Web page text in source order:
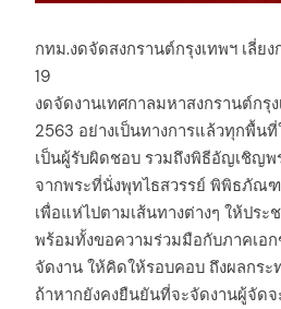
กทม.งดจัดสงกรานต์กรุงเทพฯ เลี่ย
19
งดจัดงานเทศกาลมหาสงกรานต์กรุ
2563 อย่างเป็นทางการแล้วทุกพื้น
เป็นผู้รับผิดชอบ รวมถึงพิธีอัญเชิญ
จากพระที่นั่งพุทไธสวรรย์ พิพิธภัณ
เพื่อแห่ไปตามเส้นทางต่างๆ ให้ปร
พร้อมทั้งขอความร่วมมือกับภาคเอ
จัดงาน ให้คิดให้รอบคอบ ถึงผลกร
ถ้าหากยังคงยืนยันที่จะจัดงานผู้จัด